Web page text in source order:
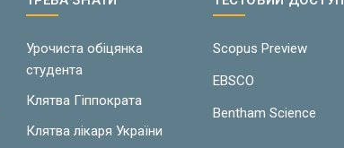
Урочиста обіцянка
студента
Клятва Гіппократа
Клятва лікаря України
Scopus Preview
EBSCO
Bentham Science